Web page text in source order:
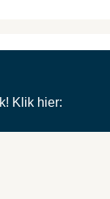
Klik hier: